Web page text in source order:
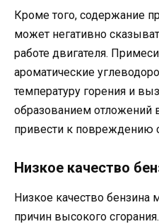
Кроме того, содержание
может негативно
работе двигателя.
ароматические
температуру горения и
образованием отложений
привести к повреждению
Низкое качество
Низкое качество бензина
причин высокого